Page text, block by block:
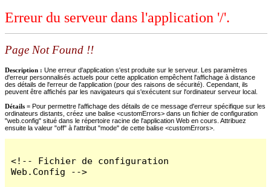
Erreur du serveur dans l'application '/'.
Page Not Found !!
Description : Une erreur d'application s'est produite sur le serveur. Les paramètres
d'erreur personnalisés actuels pour cette application empêchent l'affichage à distance
des détails de l'erreur de l'application (pour des raisons de sécurité). Cependant, ils
peuvent être affichés par les navigateurs qui s'exécutent sur l'ordinateur serveur local.
Détails = Pour permettre l'affichage des détails de ce message d'erreur spécifique sur les
ordinateurs distants, créez une balise <customErrors> dans un fichier de configuration
"web.config" situé dans le répertoire racine de l'application Web en cours. Attribuez
ensuite la valeur "off" à l'attribut "mode" de cette balise <customErrors>.
<!-- Fichier de configuration
Web.Config -->